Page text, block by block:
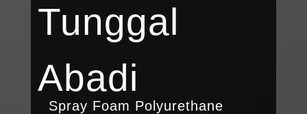
Tunggal
Abadi
Spray Foam Polyurethane